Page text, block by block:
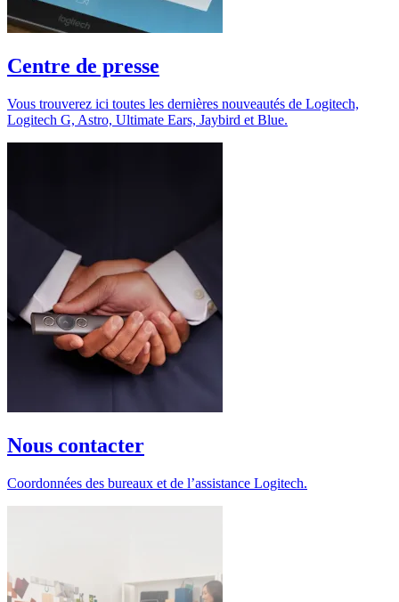
Centre de presse
Vous trouverez ici toutes les dernières nouveautés de Logitech,
Logitech G, Astro, Ultimate Ears, Jaybird et Blue.
Nous contacter
Coordonnées des bureaux et de l’assistance Logitech.